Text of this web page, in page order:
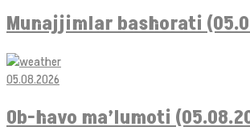
Munajjimlar bashorati
05.08.2026
Ob-havo ma’lumoti